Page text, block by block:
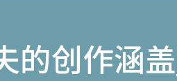
的创作涵盖